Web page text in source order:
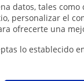
datos, tales como
personalizar el
ofrecerte una
lo establecido